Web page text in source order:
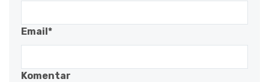
Email*
Komentar